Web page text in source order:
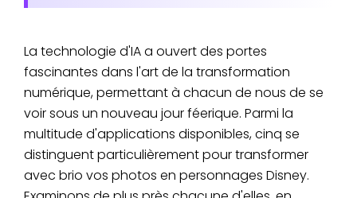
La technologie d'IA a ouvert des portes
fascinantes dans l'art de la transformation
numérique, permettant à chacun de nous de se
voir sous un nouveau jour féerique. Parmi la
multitude d'applications disponibles, cinq se
distinguent particulièrement pour transformer
avec brio vos photos en personnages Disney.